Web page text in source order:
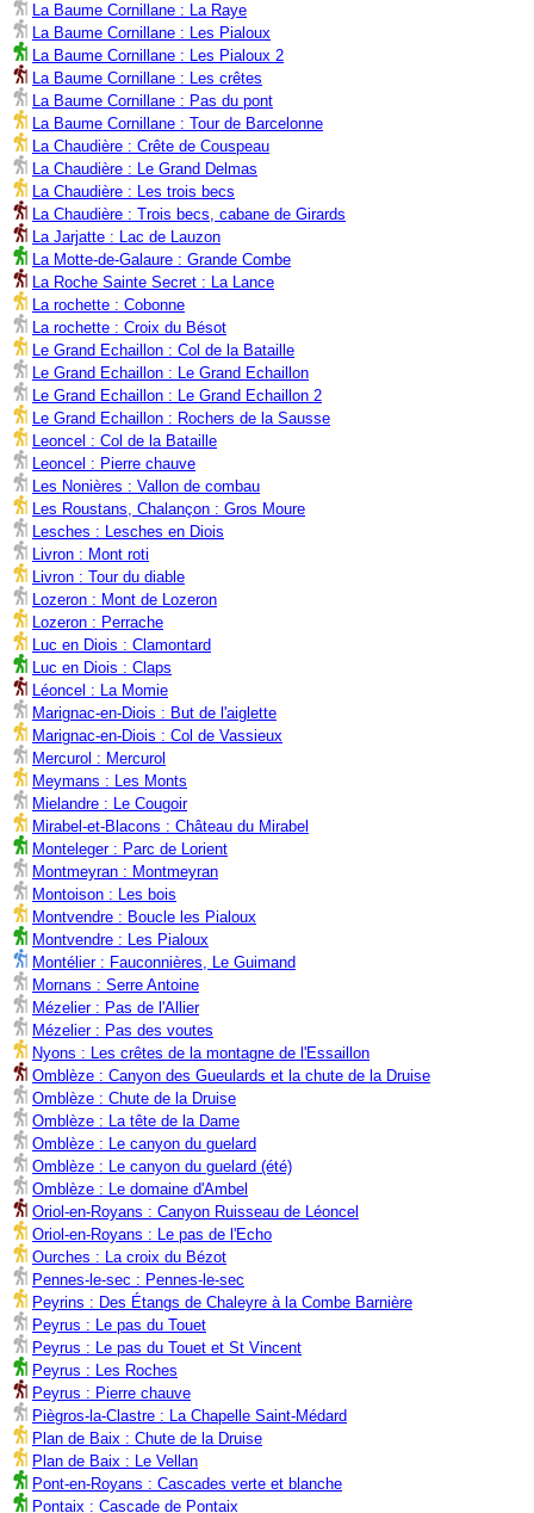
La Baume Cornillane : La Raye
La Baume Cornillane : Les Pialoux
La Baume Cornillane : Les Pialoux 2
La Baume Cornillane : Les crêtes
La Baume Cornillane : Pas du pont
La Baume Cornillane : Tour de Barcelonne
La Chaudière : Crête de Couspeau
La Chaudière : Le Grand Delmas
La Chaudière : Les trois becs
La Chaudière : Trois becs, cabane de Girards
La Jarjatte : Lac de Lauzon
La Motte-de-Galaure : Grande Combe
La Roche Sainte Secret : La Lance
La rochette : Cobonne
La rochette : Croix du Bésot
Le Grand Echaillon : Col de la Bataille
Le Grand Echaillon : Le Grand Echaillon
Le Grand Echaillon : Le Grand Echaillon 2
Le Grand Echaillon : Rochers de la Sausse
Leoncel : Col de la Bataille
Leoncel : Pierre chauve
Les Nonières : Vallon de combau
Les Roustans, Chalançon : Gros Moure
Lesches : Lesches en Diois
Livron : Mont roti
Livron : Tour du diable
Lozeron : Mont de Lozeron
Lozeron : Perrache
Luc en Diois : Clamontard
Luc en Diois : Claps
Léoncel : La Momie
Marignac-en-Diois : But de l'aiglette
Marignac-en-Diois : Col de Vassieux
Mercurol : Mercurol
Meymans : Les Monts
Mielandre : Le Cougoir
Mirabel-et-Blacons : Château du Mirabel
Monteleger : Parc de Lorient
Montmeyran : Montmeyran
Montoison : Les bois
Montvendre : Boucle les Pialoux
Montvendre : Les Pialoux
Montélier : Fauconnières, Le Guimand
Mornans : Serre Antoine
Mézelier : Pas de l'Allier
Mézelier : Pas des voutes
Nyons : Les crêtes de la montagne de l'Essaillon
Omblèze : Canyon des Gueulards et la chute de la Druise
Omblèze : Chute de la Druise
Omblèze : La tête de la Dame
Omblèze : Le canyon du guelard
Omblèze : Le canyon du guelard (été)
Omblèze : Le domaine d'Ambel
Oriol-en-Royans : Canyon Ruisseau de Léoncel
Oriol-en-Royans : Le pas de l'Echo
Ourches : La croix du Bézot
Pennes-le-sec : Pennes-le-sec
Peyrins : Des Étangs de Chaleyre à la Combe Barnière
Peyrus : Le pas du Touet
Peyrus : Le pas du Touet et St Vincent
Peyrus : Les Roches
Peyrus : Pierre chauve
Piègros-la-Clastre : La Chapelle Saint-Médard
Plan de Baix : Chute de la Druise
Plan de Baix : Le Vellan
Pont-en-Royans : Cascades verte et blanche
Pontaix : Cascade de Pontaix